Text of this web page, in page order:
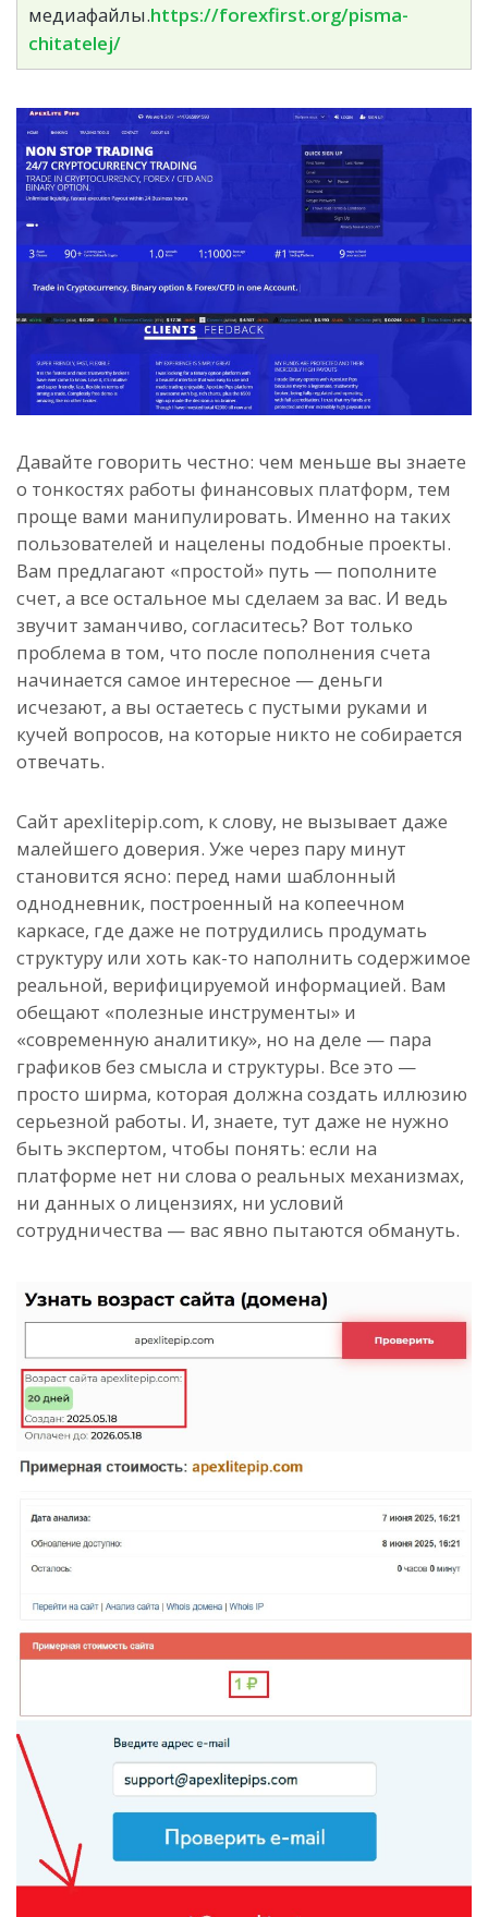
медиафайлы.https://forexfirst.org/pisma-
chitatelej/
Давайте говорить честно: чем меньше вы знаете
о тонкостях работы финансовых платформ, тем
проще вами манипулировать. Именно на таких
пользователей и нацелены подобные проекты.
Вам предлагают «простой» путь — пополните
счет, а все остальное мы сделаем за вас. И ведь
звучит заманчиво, согласитесь? Вот только
проблема в том, что после пополнения счета
начинается самое интересное — деньги
исчезают, а вы остаетесь с пустыми руками и
кучей вопросов, на которые никто не собирается
отвечать.
Сайт apexlitepip.com, к слову, не вызывает даже
малейшего доверия. Уже через пару минут
становится ясно: перед нами шаблонный
однодневник, построенный на копеечном
каркасе, где даже не потрудились продумать
структуру или хоть как-то наполнить содержимое
реальной, верифицируемой информацией. Вам
обещают «полезные инструменты» и
«современную аналитику», но на деле — пара
графиков без смысла и структуры. Все это —
просто ширма, которая должна создать иллюзию
серьезной работы. И, знаете, тут даже не нужно
быть экспертом, чтобы понять: если на
платформе нет ни слова о реальных механизмах,
ни данных о лицензиях, ни условий
сотрудничества — вас явно пытаются обмануть.